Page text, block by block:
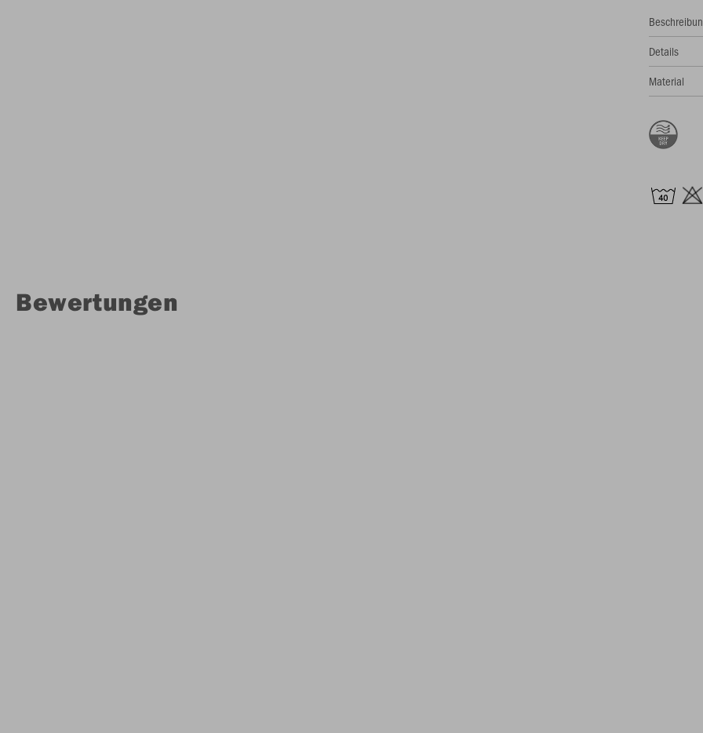
Details
Material
Bewertungen